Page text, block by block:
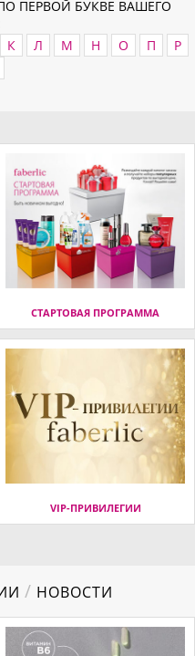
ПЕРВОЙ БУКВЕ ВАШЕГО
К Л М Н О П
Р
СТАРТОВАЯ ПРОГРАММА
VIP-ПРИВИЛЕГИИ
/ НОВОСТИ